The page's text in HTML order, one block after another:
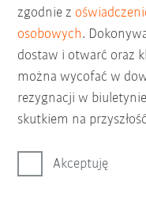
zgodnie z
osobowych.
dostaw i otwarć oraz
można wycofać w
rezygnacji w
skutkiem na
Akceptuję